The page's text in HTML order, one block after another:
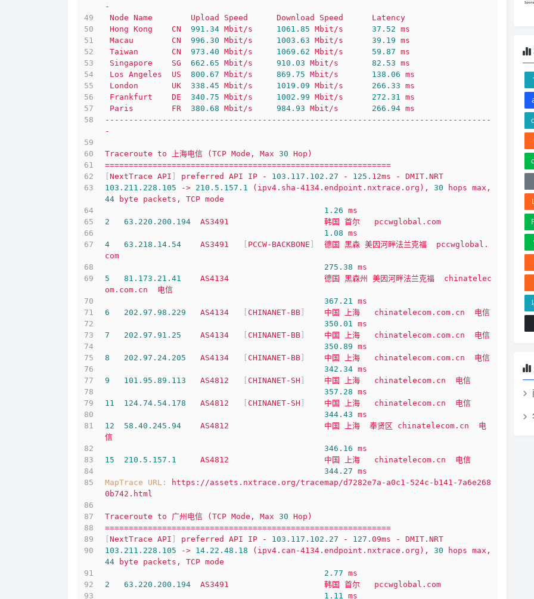
-
Node Name Upload Speed Download Speed
Latency
Hong Kong CN 991.34 Mbit/s 1061.85 Mbit/s 37.52 ms
Macau
CN 996.30 Mbit/s 1003.63 Mbit/s 39.19 ms
Taiwan
CN 973.40 Mbit/s 1069.62 Mbit/s 59.87 ms
Singapore
SG 662.65 Mbit/s 910.03 Mbit/s 82.53 ms
Los Angeles US 800.67 Mbit/s 869.75 Mbit/s 138.06 ms
London
UK 338.45 Mbit/s 1019.09 Mbit/s 266.33 ms
Frankfurt
DE 340.75 Mbit/s 1002.99 Mbit/s 272.31
ms
Paris
FR 380.68 Mbit/s 984.93 Mbit/s 266.94 ms
---------------------------------------------------------------------------------
-
Traceroute to 上海电信 (TCP Mode, Max 30 Hop)
============================================================
NextTrace API preferred API IP - 103.117 .102 .27 - 125. 12ms -
DMIT.NRT
103.211 .228 .105 -> 210.5 .157 .1 (ipv4.sha-4134.endpoint.nxtrace.org), 30 hops max,
44
byte packets, TCP mode
1.26 ms
2
63.220 .200 .194 AS3491 韩国 首尔
pccwglobal.com
1.08 ms
4
63.218 .14 .54 AS3491 PCCW-BACKBONE 德国 黑森 美因河畔法兰克福
pccwglobal.
com
275.38 ms
5
81.173 .21 .41 AS4134 德国 黑森州 美因河畔法兰克福
chinatelec
om.com.cn
电信
367.21
ms
6
202.97 .98 .229 AS4134 CHINANET-BB 中国 上海 chinatelecom.com.cn
电信
350.01
ms
7
202.97 .91 .25 AS4134 CHINANET-BB 中国 上海 chinatelecom.com.cn
电信
350.89 ms
8
202.97 .24 .205 AS4134 CHINANET-BB 中国 上海 chinatelecom.com.cn
电信
342.34 ms
9
101.95 .89 .113 AS4812 CHINANET-SH 中国 上海 chinatelecom.cn
电信
357.28 ms
11
124.74 .54 .178 AS4812 CHINANET-SH 中国 上海 chinatelecom.cn
电信
344.43 ms
12
58.40 .245 .94 AS4812 中国 上海 奉贤区 chinatelecom.cn
电
信
346.16 ms
15
210.5 .157 .1 AS4812 中国 上海 chinatelecom.cn
电信
344.27 ms
MapTrace URL:
https://assets.nxtrace.org/tracemap/d7282e7a-a0c1-524c-b141-7a6e268
0b742.html
Traceroute to 广州电信 (TCP Mode, Max 30 Hop)
============================================================
NextTrace API preferred API IP - 103.117 .102 .27 - 127. 09ms -
DMIT.NRT
103.211 .228 .105 -> 14.22 .48 .18 (ipv4.can-4134.endpoint.nxtrace.org), 30 hops max,
44
byte packets, TCP mode
2.77 ms
2
63.220 .200 .194 AS3491 韩国 首尔
pccwglobal.com
1.11
ms